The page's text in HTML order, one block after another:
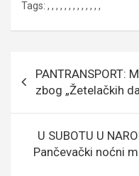
ce
o
o
k
tt
g
Tags: , , , , , , , , , , , , ,
чланка
PANTRANSPORT:
zbog „Žetelačkih
U SUBOTU U
Pančevački noćni